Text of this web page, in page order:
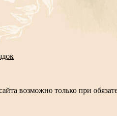
возможно только при